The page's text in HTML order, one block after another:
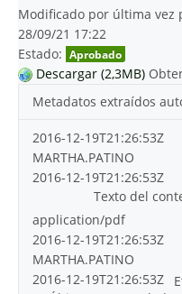
Modificado por última vez
28/09/21 17:22
Estado: Aprobado
Descargar (2,3MB)
Metadatos extraídos
2016-12-19T21:26:53Z
MARTHA.PATINO
2016-12-19T21:26:53Z
Texto del
application/pdf
2016-12-19T21:26:53Z
MARTHA.PATINO
2016-12-19T21:26:53Z